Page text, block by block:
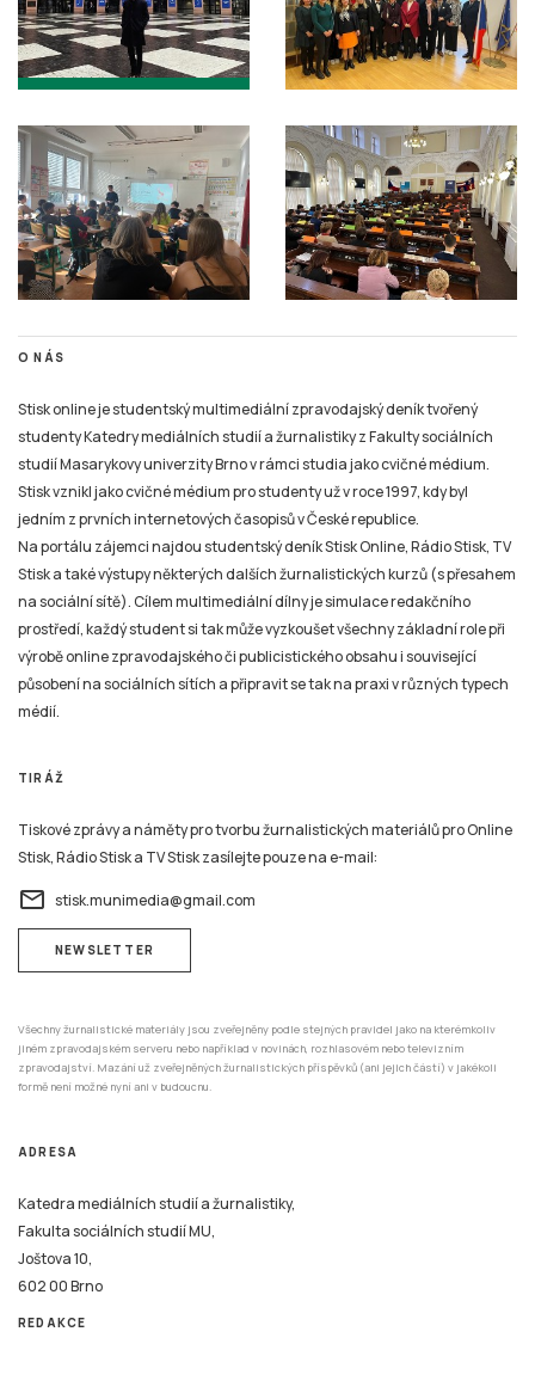
O NÁS
Stisk online je studentský multimediální zpravodajský deník tvořený
studenty Katedry mediálních studií a žurnalistiky z Fakulty sociálních
studií Masarykovy univerzity Brno v rámci studia jako cvičné médium.
Stisk vznikl jako cvičné médium pro studenty už v roce 1997, kdy byl
jedním z prvních internetových časopisů v České republice.
Na portálu zájemci najdou studentský deník Stisk Online, Rádio Stisk, TV
Stisk a také výstupy některých dalších žurnalistických kurzů (s přesahem
na sociální sítě). Cílem multimediální dílny je simulace redakčního
prostředí, každý student si tak může vyzkoušet všechny základní role při
výrobě online zpravodajského či publicistického obsahu i související
působení na sociálních sítích a připravit se tak na praxi v různých typech
médií.
TIRÁŽ
Tiskové zprávy a náměty pro tvorbu žurnalistických materiálů pro Online
Stisk, Rádio Stisk a TV Stisk zasílejte pouze na e-mail:
email stisk.munimedia@gmail.com
NEWSLETTER
Všechny žurnalistické materiály jsou zveřejněny podle stejných pravidel jako na kterémkoliv
jiném zpravodajském serveru nebo například v novinách, rozhlasovém nebo televizním
zpravodajství. Mazání už zveřejněných žurnalistických příspěvků (ani jejich částí) v jakékoli
formě není možné nyní ani v budoucnu.
ADRESA
Katedra mediálních studií a žurnalistiky,
Fakulta sociálních studií MU,
Joštova 10,
602 00 Brno
REDAKCE